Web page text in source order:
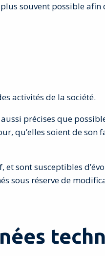
souvent possible afin
activités de la société.
précises que
qu’elles soient de son
sont susceptibles
sous réserve de